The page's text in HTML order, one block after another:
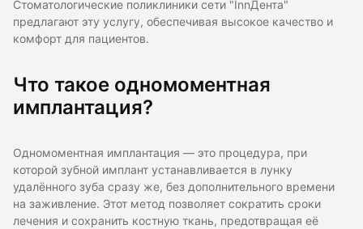
Стоматологические поликлиники сети "InnДента"
предлагают эту услугу, обеспечивая высокое качество и
комфорт для пациентов.
Что такое одномоментная
имплантация?
Одномоментная имплантация — это процедура, при
которой зубной имплант устанавливается в лунку
удалённого зуба сразу же, без дополнительного времени
на заживление. Этот метод позволяет сократить сроки
лечения и сохранить костную ткань, предотвращая её